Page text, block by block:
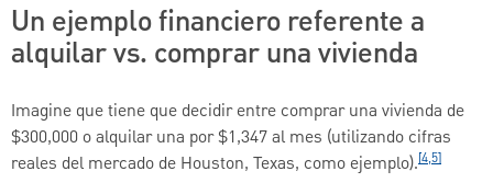
Un ejemplo financiero referente a
alquilar vs. comprar una vivienda
Imagine que tiene que decidir entre comprar una vivienda de
$300,000 o alquilar una por $1,347 al mes (utilizando cifras
reales del mercado de Houston, Texas, como ejemplo).[4,5]